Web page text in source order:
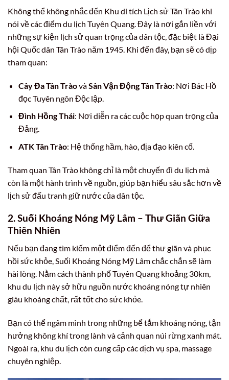
Không thể không nhắc đến Khu di tích Lịch sử Tân Trào khi
nói về các điểm du lịch Tuyên Quang. Đây là nơi gắn liền với
những sự kiện lịch sử quan trọng của dân tộc, đặc biệt là Đại
hội Quốc dân Tân Trào năm 1945. Khi đến đây, bạn sẽ có dịp
tham quan:
Cây Đa Tân TràovàSân Vận Động Tân Trào: Nơi Bác Hồ
đọc Tuyên ngôn Độc lập.
Đình Hồng Thái: Nơi diễn ra các cuộc họp quan trọng của
Đảng.
ATK Tân Trào: Hệ thống hầm, hào, địa đạo kiên cố.
Tham quan Tân Trào không chỉ là một chuyến đi du lịch mà
còn là một hành trình về nguồn, giúp bạn hiểu sâu sắc hơn về
lịch sử đấu tranh giữ nước của dân tộc.
2. Suối Khoáng Nóng Mỹ Lâm – Thư Giãn Giữa
Thiên Nhiên
Nếu bạn đang tìm kiếm một điểm đến để thư giãn và phục
hồi sức khỏe, Suối Khoáng Nóng Mỹ Lâm chắc chắn sẽ làm
hài lòng. Nằm cách thành phố Tuyên Quang khoảng 30km,
khu du lịch này sở hữu nguồn nước khoáng nóng tự nhiên
giàu khoáng chất, rất tốt cho sức khỏe.
Bạn có thể ngâm mình trong những bể tắm khoáng nóng, tận
hưởng không khí trong lành và cảnh quan núi rừng xanh mát.
Ngoài ra, khu du lịch còn cung cấp các dịch vụ spa, massage
chuyên nghiệp.